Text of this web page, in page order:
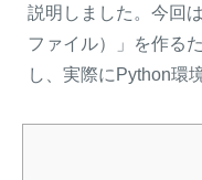
説明しました。今回
ファイル）」を作る
し、実際にPython環